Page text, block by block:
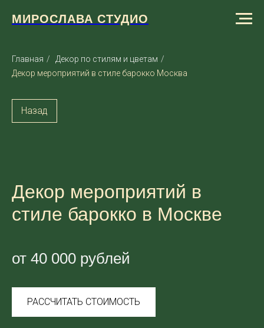
МИРОСЛАВА СТУДИО
Главная / Декор по стилям и цветам /
Декор мероприятий в стиле барокко Москва
Назад
Декор мероприятий в
стиле барокко в Москве
от 40 000 рублей
РАССЧИТАТЬ СТОИМОСТЬ